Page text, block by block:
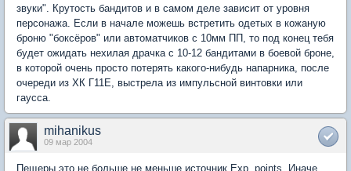
звуки". Крутость бандитов и в самом деле зависит от уровня
персонажа. Если в начале можешь встретить одетых в кожаную
броню "боксёров" или автоматчиков с 10мм ПП, то под конец тебя
будет ожидать нехилая драчка с 10-12 бандитами в боевой броне,
в которой очень просто потерять какого-нибудь напарника, после
очереди из ХК Г11Е, выстрела из импульсной винтовки или
гаусса.
mihanikus
09 мар 2004
Пещеры это не больше не меньше источник Exp. points. Иначе